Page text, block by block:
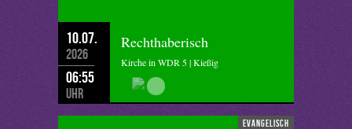
10.07.
2026
06:55
Uhr
Rechthaberisch
Kirche in WDR 5 | Kießig
evangelisch